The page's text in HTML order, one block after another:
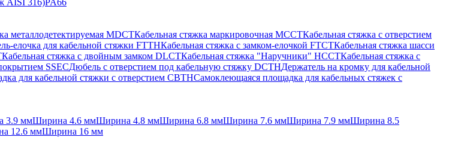
AISI 316)PA66
металлодетектируемая MDCTКабельная стяжка маркировочная MCCTКабельная стяжка с отверстием
елочка для кабельной стяжки FTTHКабельная стяжка c замком-елочкой FTCTКабельная стяжка шасси
Кабельная стяжка с двойным замком DLCTКабельная стяжка "Наручники" HCCTКабельная стяжка с
SSECДюбель с отверстием под кабельную стяжку DCTHДержатель на кромку для кабельной
для кабельной стяжки с отверстием CBTHСамоклеющаяся площадка для кабельных стяжек с
3.9 ммШирина 4.6 ммШирина 4.8 ммШирина 6.8 ммШирина 7.6 ммШирина 7.9 ммШирина 8.5
12.6 ммШирина 16 мм